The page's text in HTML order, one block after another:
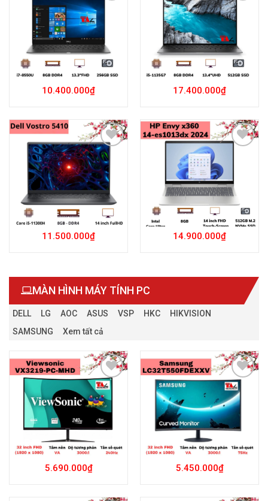
Add to
Wishlist
10.400.000₫
Add to
Wishlist
17.400.000₫
Add to
Wishlist
11.500.000₫
Wishlist
14.900.000₫
MÀN HÌNH MÁY TÍNH PC
DELL LG AOC ASUS VSP HKC
HIKVISION
SAMSUNG
Xem tất cả
Add to
Wishlist
5.690.000₫
Add to
Wishlist
5.450.000₫